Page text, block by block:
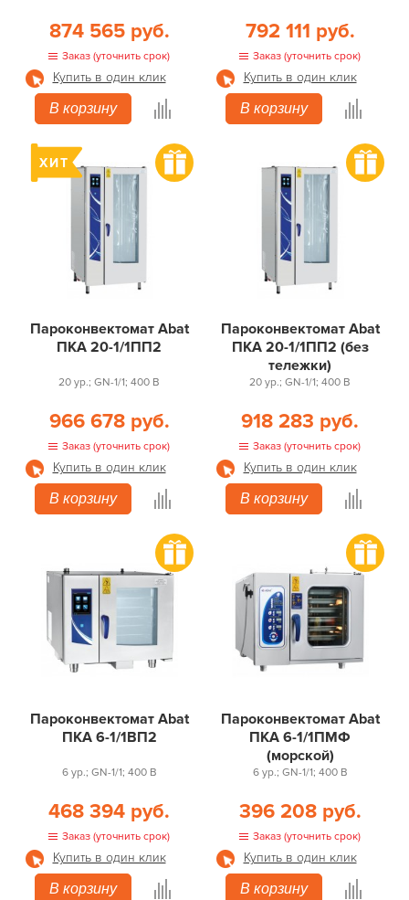
874 565 руб.
Заказ (уточнить срок)
Купить в один клик
В корзину
792 111 руб.
Заказ (уточнить срок)
Купить в один клик
В корзину
Пароконвектомат Abat
ПКА 20-1/1ПП2
20 ур.; GN-1/1; 400 В
966 678 руб.
Заказ (уточнить срок)
Купить в один клик
В корзину
Пароконвектомат Abat
ПКА 20-1/1ПП2 (без
тележки)
20 ур.; GN-1/1; 400 В
918 283 руб.
Заказ (уточнить срок)
Купить в один клик
В корзину
Пароконвектомат Abat
ПКА 6-1/1ВП2
6 ур.; GN-1/1; 400 В
468 394 руб.
Заказ (уточнить срок)
Купить в один клик
В корзину
Пароконвектомат Abat
ПКА 6-1/1ПМФ
(морской)
6 ур.; GN-1/1; 400 В
396 208 руб.
Заказ (уточнить срок)
Купить в один клик
В корзину